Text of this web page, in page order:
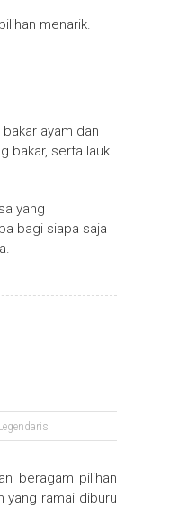
menarik.
ayam dan
bakar, serta lauk
yang
bagi siapa saja
beragam pilihan
yang ramai diburu